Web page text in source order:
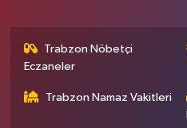
Trabzon Nöbetçi
Eczaneler
Trabzon Namaz Vakitleri